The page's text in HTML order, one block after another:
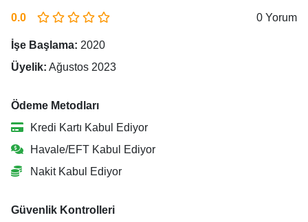
0.0 0 Yorum
İşe Başlama: 2020
Üyelik: Ağustos 2023
Ödeme Metodları
Kredi Kartı Kabul Ediyor
Havale/EFT Kabul Ediyor
Nakit Kabul Ediyor
Güvenlik Kontrolleri